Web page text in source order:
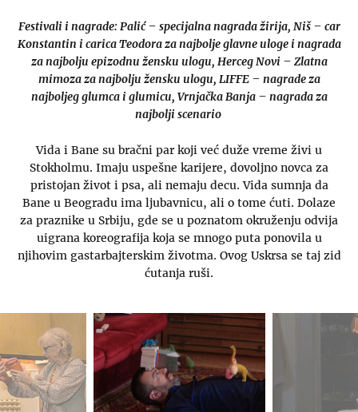
Festivali i nagrade: Palić – specijalna nagrada žirija, Niš – car
Konstantin i carica Teodora za najbolje glavne uloge i nagrada
za najbolju epizodnu žensku ulogu, Herceg Novi – Zlatna
mimoza za najbolju žensku ulogu, LIFFE – nagrade za
najboljeg glumca i glumicu, Vrnjačka Banja – nagrada za
najbolji scenario
Vida i Bane su bračni par koji već duže vreme živi u
Stokholmu. Imaju uspešne karijere, dovoljno novca za
pristojan život i psa, ali nemaju decu. Vida sumnja da
Bane u Beogradu ima ljubavnicu, ali o tome ćuti. Dolaze
za praznike u Srbiju, gde se u poznatom okruženju odvija
uigrana koreografija koja se mnogo puta ponovila u
njihovim gastarbajterskim životma. Ovog Uskrsa se taj zid
ćutanja ruši.